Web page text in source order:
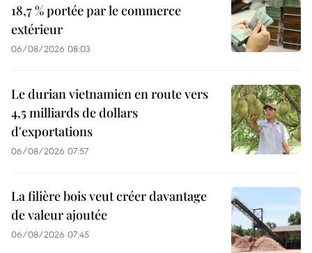
18,7 % portée par le commerce
extérieur
06/08/2026 08:03
Le durian vietnamien en route vers
4,5 milliards de dollars
d'exportations
06/08/2026 07:57
La filière bois veut créer davantage
de valeur ajoutée
06/08/2026 07:45